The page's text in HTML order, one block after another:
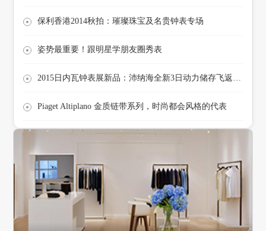
保利香港2014秋拍：璀璨珠宝及名贵钟表专场
姿势最重要！跟明星学朋友圈秀表
Piaget Altiplano 金质链带系列，时尚都会风格的代表